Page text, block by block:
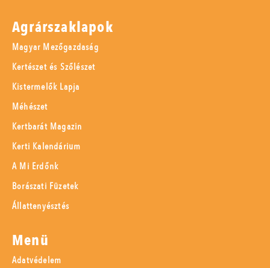
Agrárszaklapok
Magyar Mezőgazdaság
Kertészet és Szőlészet
Kistermelők Lapja
Méhészet
Kertbarát Magazin
Kerti Kalendárium
A Mi Erdőnk
Borászati Füzetek
Állattenyésztés
Menü
Adatvédelem